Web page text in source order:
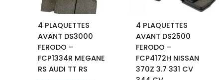
4 PLAQUETTES
AVANT DS3000
FERODO –
FCP1334R MEGANE
RS AUDI TT RS
4 PLAQUETTES
AVANT DS2500
FERODO –
FCP4172H NISSAN
370Z 3.7 331 CV